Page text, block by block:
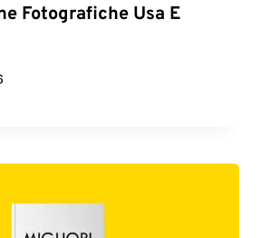
Fotografiche Usa E